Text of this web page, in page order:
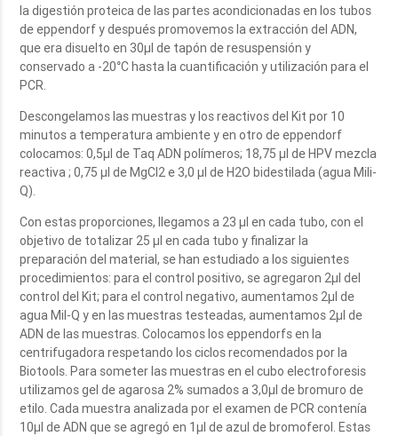
la digestión proteica de las partes acondicionadas en los tubos
de eppendorf y después promovemos la extracción del ADN,
que era disuelto en 30µl de tapón de resuspensión y
conservado a -20°C hasta la cuantificación y utilización para el
PCR.
Descongelamos las muestras y los reactivos del Kit por 10
minutos a temperatura ambiente y en otro de eppendorf
colocamos: 0,5µl de Taq ADN polímeros; 18,75 µl de HPV mezcla
reactiva ; 0,75 µl de MgCl2 e 3,0 µl de H2O bidestilada (agua Mili-
Q).
Con estas proporciones, llegamos a 23 µl en cada tubo, con el
objetivo de totalizar 25 µl en cada tubo y finalizar la
preparación del material, se han estudiado a los siguientes
procedimientos: para el control positivo, se agregaron 2µl del
control del Kit; para el control negativo, aumentamos 2µl de
agua Mil-Q y en las muestras testeadas, aumentamos 2µl de
ADN de las muestras. Colocamos los eppendorfs en la
centrifugadora respetando los ciclos recomendados por la
Biotools. Para someter las muestras en el cubo electroforesis
utilizamos gel de agarosa 2% sumados a 3,0µl de bromuro de
etilo. Cada muestra analizada por el examen de PCR contenía
10µl de ADN que se agregó en 1µl de azul de bromoferol. Estas